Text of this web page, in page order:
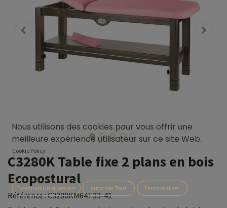
C3280K Table fixe 2 plans en bois
Ecopostural
Référence :C3280KM64T33-41
Nous utilisons des cookies pour vous offrir une
meilleure expérience utilisateur sur ce site Web.
Cookie Policy
Essentiels Uniquement Autoriser Tous Personnaliser